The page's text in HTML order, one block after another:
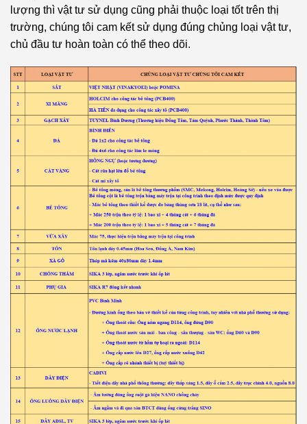
lượng thì vật tư sử dụng cũng phải thuộc loại tốt trên thị
trường, chúng tôi cam kết sử dụng đúng chủng loại vật tư,
chủ đầu tư hoàn toàn có thể theo dõi.